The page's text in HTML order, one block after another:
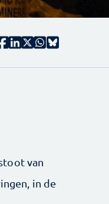
van
in de